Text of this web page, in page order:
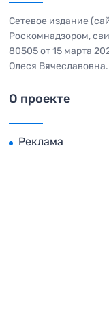
Сетевое издание
Роскомнадзором,
80505 от 15 марта
Олеся Вячеславовна.
О проекте
Реклама